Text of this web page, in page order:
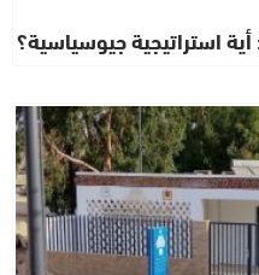
استراتيجية جيوسياسية؟